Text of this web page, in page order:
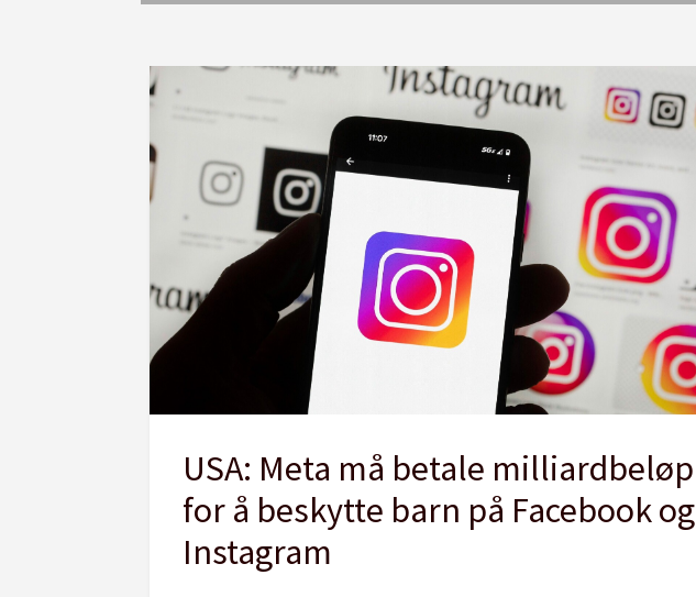
USA: Meta må betale milliardbeløp
for å beskytte barn på Facebook og
Instagram